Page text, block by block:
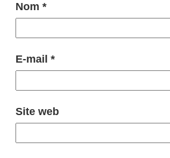
Nom *
E-mail *
Site web